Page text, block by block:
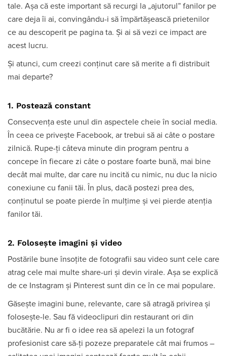
tale. Așa că este important să recurgi la „ajutorul” fanilor pe
care deja îi ai, convingându-i să împărtășească prietenilor
ce au descoperit pe pagina ta. Și ai să vezi ce impact are
acest lucru.
Și atunci, cum creezi conținut care să merite a fi distribuit
mai departe?
1. Postează constant
Consecvența este unul din aspectele cheie în social media.
În ceea ce privește Facebook, ar trebui să ai câte o postare
zilnică. Rupe-ți câteva minute din program pentru a
concepe în fiecare zi câte o postare foarte bună, mai bine
decât mai multe, dar care nu incită cu nimic, nu duc la nicio
conexiune cu fanii tăi. În plus, dacă postezi prea des,
conținutul se poate pierde în mulțime și vei pierde atenția
fanilor tăi.
2. Folosește imagini și video
Postările bune însoțite de fotografii sau video sunt cele care
atrag cele mai multe share-uri și devin virale. Așa se explică
de ce Instagram și Pinterest sunt din ce în ce mai populare.
Găsește imagini bune, relevante, care să atragă privirea și
folosește-le. Sau fă videoclipuri din restaurant ori din
bucătărie. Nu ar fi o idee rea să apelezi la un fotograf
profesionist care să-ți pozeze preparatele cât mai frumos –